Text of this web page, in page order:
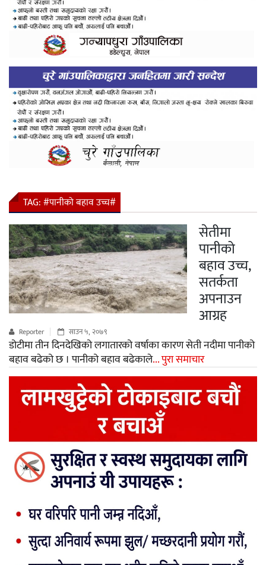
TAG:#पानीको बहाव उच्च#
सेतीमा
पानीको
बहाव उच्च,
सतर्कता
अपनाउन
आग्रह
Reporter साउन ५, २०७९
डोटीमा तीन दिनदेखिको लगातारको वर्षाका कारण सेती नदीमा पानीको
बहाव बढेको छ । पानीको बहाव बढेकाले... पुरा समाचार